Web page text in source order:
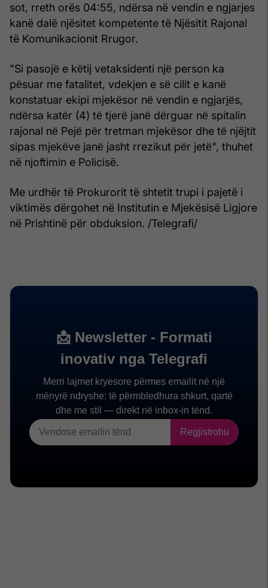
sot, rreth orës 04:55, ndërsa në vendin e ngjarjes
kanë dalë njësitet kompetente të Njësitit Rajonal
të Komunikacionit Rrugor.
"Si pasojё e kёtij vetaksidenti njё person ka
pёsuar me fatalitet, vdekjen e sё cilit e kanё
konstatuar ekipi mjekёsor nё vendin e ngjarjёs,
ndёrsa katёr (4) tё tjerё janё dёrguar nё spitalin
rajonal nё Pejё pёr tretman mjekёsor dhe tё njëjtit
sipas mjekёve janё jasht rrezikut pёr jetё", thuhet
në njoftimin e Policisë.
Me urdhër të Prokurorit të shtetit trupi i pajetë i
viktimës dërgohet në Institutin e Mjekësisë Ligjore
në Prishtinë për obduksion. /Telegrafi/